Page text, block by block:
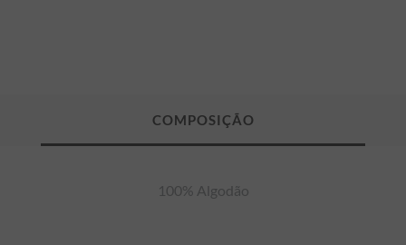
100% Algodão